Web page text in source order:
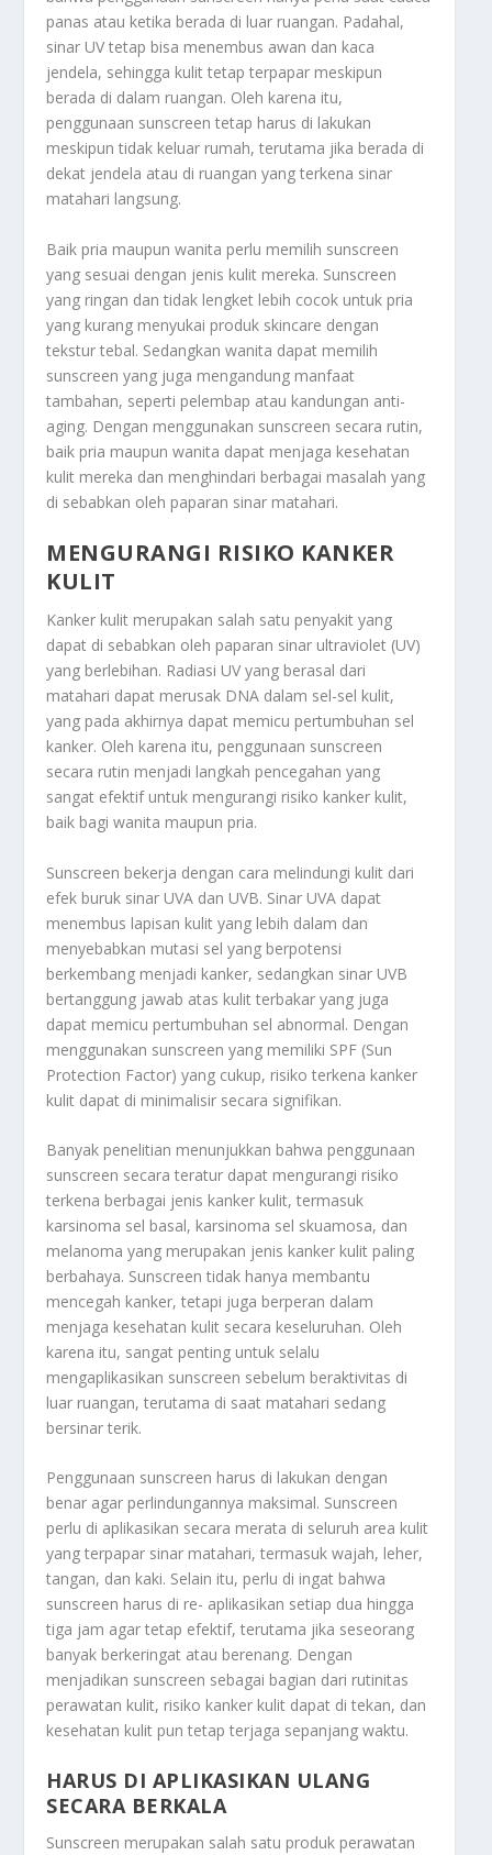
panas atau ketika berada di luar ruangan. Padahal,
sinar UV tetap bisa menembus awan dan kaca
jendela, sehingga kulit tetap terpapar meskipun
berada di dalam ruangan. Oleh karena itu,
penggunaan sunscreen tetap harus di lakukan
meskipun tidak keluar rumah, terutama jika berada di
dekat jendela atau di ruangan yang terkena sinar
matahari langsung.
Baik pria maupun wanita perlu memilih sunscreen
yang sesuai dengan jenis kulit mereka. Sunscreen
yang ringan dan tidak lengket lebih cocok untuk pria
yang kurang menyukai produk skincare dengan
tekstur tebal. Sedangkan wanita dapat memilih
sunscreen yang juga mengandung manfaat
tambahan, seperti pelembap atau kandungan anti-
aging. Dengan menggunakan sunscreen secara rutin,
baik pria maupun wanita dapat menjaga kesehatan
kulit mereka dan menghindari berbagai masalah yang
di sebabkan oleh paparan sinar matahari.
MENGURANGI RISIKO KANKER
KULIT
Kanker kulit merupakan salah satu penyakit yang
dapat di sebabkan oleh paparan sinar ultraviolet (UV)
yang berlebihan. Radiasi UV yang berasal dari
matahari dapat merusak DNA dalam sel-sel kulit,
yang pada akhirnya dapat memicu pertumbuhan sel
kanker. Oleh karena itu, penggunaan sunscreen
secara rutin menjadi langkah pencegahan yang
sangat efektif untuk mengurangi risiko kanker kulit,
baik bagi wanita maupun pria.
Sunscreen bekerja dengan cara melindungi kulit dari
efek buruk sinar UVA dan UVB. Sinar UVA dapat
menembus lapisan kulit yang lebih dalam dan
menyebabkan mutasi sel yang berpotensi
berkembang menjadi kanker, sedangkan sinar UVB
bertanggung jawab atas kulit terbakar yang juga
dapat memicu pertumbuhan sel abnormal. Dengan
menggunakan sunscreen yang memiliki SPF (Sun
Protection Factor) yang cukup, risiko terkena kanker
kulit dapat di minimalisir secara signifikan.
Banyak penelitian menunjukkan bahwa penggunaan
sunscreen secara teratur dapat mengurangi risiko
terkena berbagai jenis kanker kulit, termasuk
karsinoma sel basal, karsinoma sel skuamosa, dan
melanoma yang merupakan jenis kanker kulit paling
berbahaya. Sunscreen tidak hanya membantu
mencegah kanker, tetapi juga berperan dalam
menjaga kesehatan kulit secara keseluruhan. Oleh
karena itu, sangat penting untuk selalu
mengaplikasikan sunscreen sebelum beraktivitas di
luar ruangan, terutama di saat matahari sedang
bersinar terik.
Penggunaan sunscreen harus di lakukan dengan
benar agar perlindungannya maksimal. Sunscreen
perlu di aplikasikan secara merata di seluruh area kulit
yang terpapar sinar matahari, termasuk wajah, leher,
tangan, dan kaki. Selain itu, perlu di ingat bahwa
sunscreen harus di re- aplikasikan setiap dua hingga
tiga jam agar tetap efektif, terutama jika seseorang
banyak berkeringat atau berenang. Dengan
menjadikan sunscreen sebagai bagian dari rutinitas
perawatan kulit, risiko kanker kulit dapat di tekan, dan
kesehatan kulit pun tetap terjaga sepanjang waktu.
HARUS DI APLIKASIKAN ULANG
SECARA BERKALA
Sunscreen merupakan salah satu produk perawatan